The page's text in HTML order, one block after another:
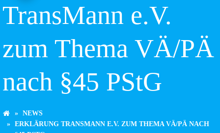
TransMann e.V.
zum Thema VÄ/PÄ
nach §45 PStG
NEWS
ERKLÄRUNG TRANSMANN E.V. ZUM THEMA VÄ/PÄ NACH